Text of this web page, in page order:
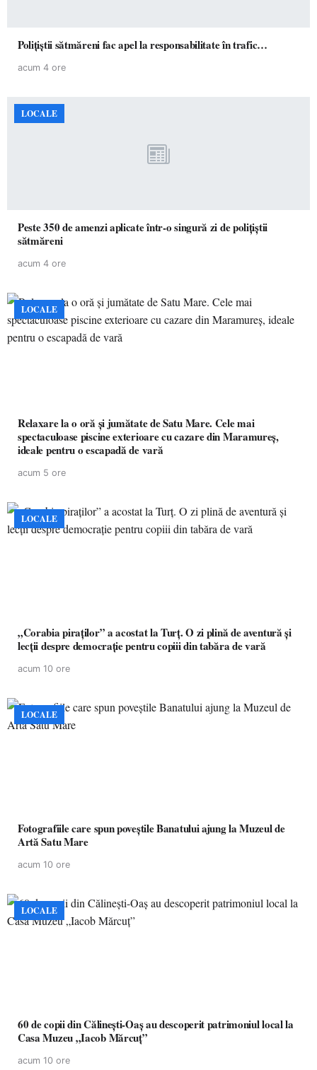
Polițiștii sătmăreni fac apel la responsabilitate în trafic…
acum 4 ore
LOCALE
Peste 350 de amenzi aplicate într-o singură zi de polițiștii
sătmăreni
acum 4 ore
LOCALE
Relaxare la o oră și jumătate de Satu Mare. Cele mai
spectaculoase piscine exterioare cu cazare din Maramureș,
ideale pentru o escapadă de vară
acum 5 ore
LOCALE
„Corabia piraților” a acostat la Turț. O zi plină de aventură și
lecții despre democrație pentru copiii din tabăra de vară
acum 10 ore
LOCALE
Fotografiile care spun poveștile Banatului ajung la Muzeul de
Artă Satu Mare
acum 10 ore
LOCALE
60 de copii din Călinești-Oaș au descoperit patrimoniul local la
Casa Muzeu „Iacob Mărcuț”
acum 10 ore